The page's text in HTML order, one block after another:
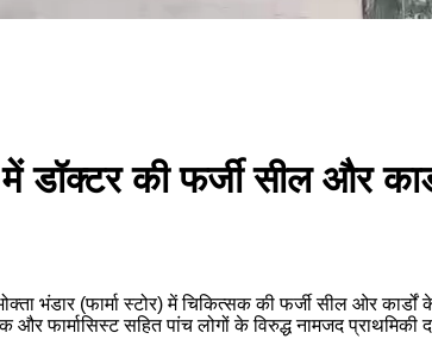
की फर्जी सील और
भंडार (फार्मा स्टोर) में चिकित्सक की फर्जी सील ओर
फार्मासिस्ट सहित पांच लोगों के विरुद्ध नामजद प्राथमिकी